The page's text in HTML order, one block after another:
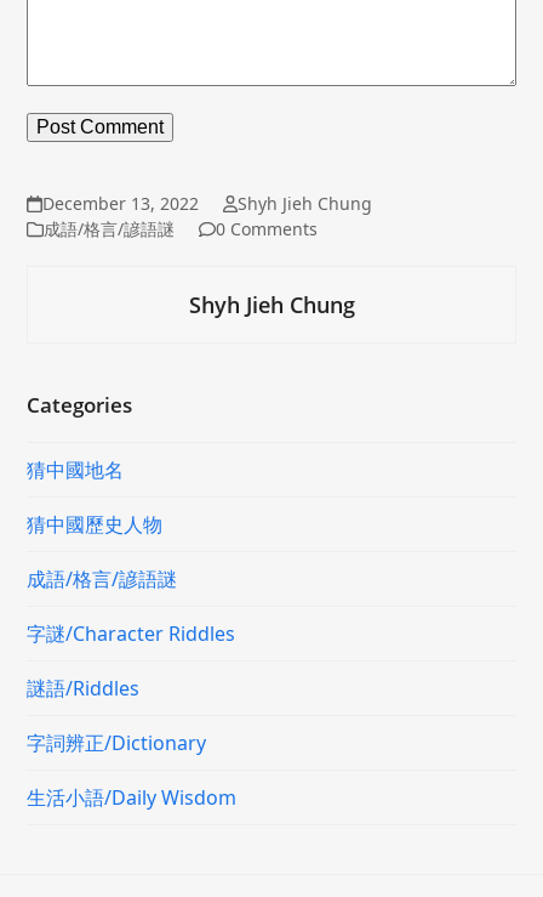
December 13, 2022
Shyh Jieh Chung
成語/格言/諺語謎
0 Comments
Shyh Jieh Chung
Categories
猜中國地名
猜中國歷史人物
成語/格言/諺語謎
字謎/Character Riddles
謎語/Riddles
字詞辨正/Dictionary
生活小語/Daily Wisdom